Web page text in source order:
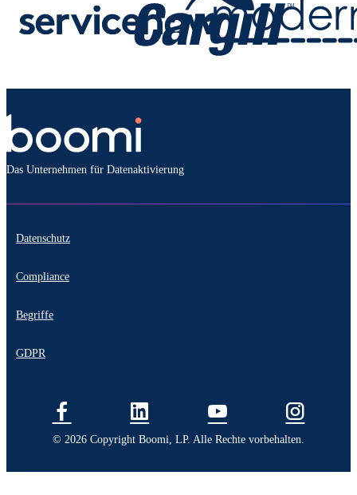
Das Unternehmen für Datenaktivierung
Datenschutz
Compliance
Begriffe
GDPR
© 2026 Copyright Boomi, LP. Alle Rechte vorbehalten.